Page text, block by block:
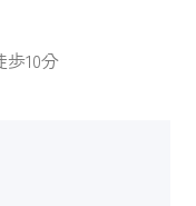
10分